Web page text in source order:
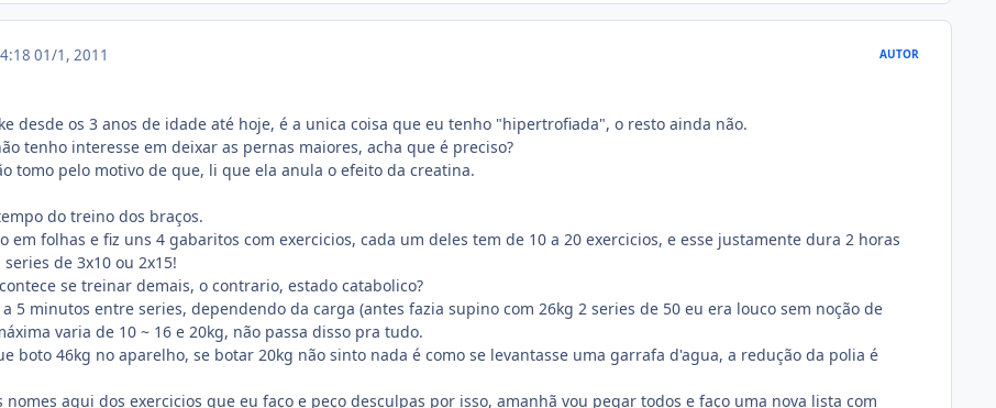
01/1, 2011 AUTOR
desde os 3 anos de idade até hoje, é a unica coisa que eu tenho "hipertrofiada", o resto ainda não.
tenho interesse em deixar as pernas maiores, acha que é preciso?
tomo pelo motivo de que, li que ela anula o efeito da creatina.
do treino dos braços.
em folhas e fiz uns 4 gabaritos com exercicios, cada um deles tem de 10 a 20 exercicios, e esse justamente dura 2 horas
de 3x10 ou 2x15!
se treinar demais, o contrario, estado catabolico?
5 minutos entre series, dependendo da carga (antes fazia supino com 26kg 2 series de 50 eu era louco sem noção de
varia de 10 ~ 16 e 20kg, não passa disso pra tudo.
boto 46kg no aparelho, se botar 20kg não sinto nada é como se levantasse uma garrafa d'agua, a redução da polia é
nomes aqui dos exercicios que eu faço e peço desculpas por isso, amanhã vou pegar todos e faço uma nova lista com